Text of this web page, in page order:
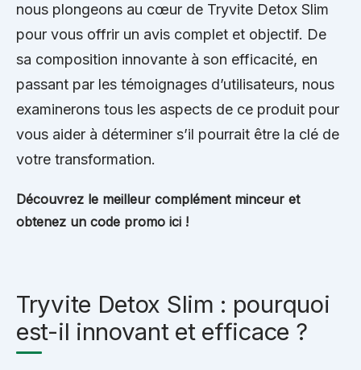
nous plongeons au cœur de Tryvite Detox Slim
pour vous offrir un avis complet et objectif. De
sa composition innovante à son efficacité, en
passant par les témoignages d’utilisateurs, nous
examinerons tous les aspects de ce produit pour
vous aider à déterminer s’il pourrait être la clé de
votre transformation.
Découvrez le meilleur complément minceur et
obtenez un code promo ici !
Tryvite Detox Slim : pourquoi
est-il innovant et efficace ?